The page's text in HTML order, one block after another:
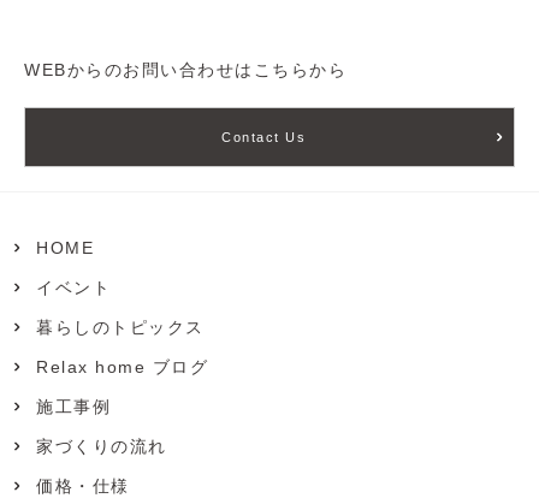
WEBからのお問い合わせはこちらから
Contact Us
HOME
イベント
暮らしのトピックス
Relax home ブログ
施工事例
家づくりの流れ
価格・仕様